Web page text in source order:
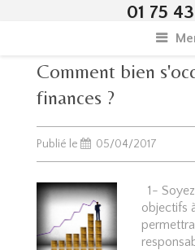
01 75
Comment bien
finances ?
Publié le 05/04/2017
1-
objectifs